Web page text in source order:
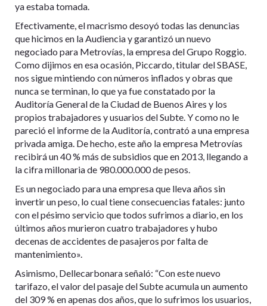
ya estaba tomada.
Efectivamente, el macrismo desoyó todas las denuncias
que hicimos en la Audiencia y garantizó un nuevo
negociado para Metrovías, la empresa del Grupo Roggio.
Como dijimos en esa ocasión, Piccardo, titular del SBASE,
nos sigue mintiendo con números inflados y obras que
nunca se terminan, lo que ya fue constatado por la
Auditoría General de la Ciudad de Buenos Aires y los
propios trabajadores y usuarios del Subte. Y como no le
pareció el informe de la Auditoría, contrató a una empresa
privada amiga. De hecho, este año la empresa Metrovías
recibirá un 40 % más de subsidios que en 2013, llegando a
la cifra millonaria de 980.000.000 de pesos.
Es un negociado para una empresa que lleva años sin
invertir un peso, lo cual tiene consecuencias fatales: junto
con el pésimo servicio que todos sufrimos a diario, en los
últimos años murieron cuatro trabajadores y hubo
decenas de accidentes de pasajeros por falta de
mantenimiento».
Asimismo, Dellecarbonara señaló: “Con este nuevo
tarifazo, el valor del pasaje del Subte acumula un aumento
del 309 % en apenas dos años, que lo sufrimos los usuarios,